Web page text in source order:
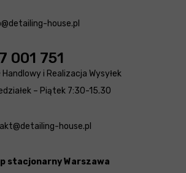
house.pl
001 751
Handlowy i Realizacja Wysyłek
– Piątek 7:30-15.30
house.pl
stacjonarny Warszawa